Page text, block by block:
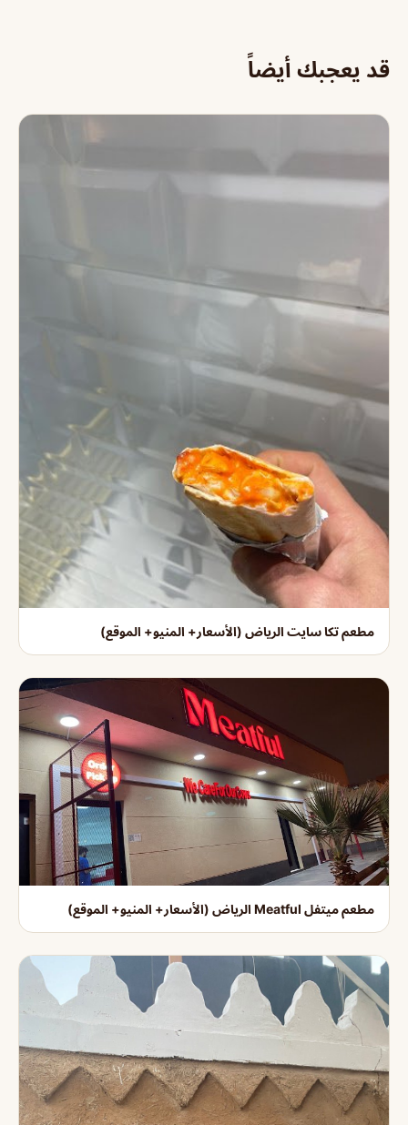
قد يعجبك أيضاً
مطعم تكا سايت الرياض (الأسعار+ المنيو+ الموقع)
مطعم ميتفل Meatful الرياض (الأسعار+ المنيو+ الموقع)